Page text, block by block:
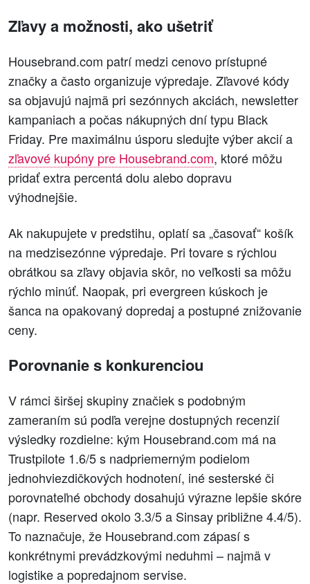
Zľavy a možnosti, ako ušetriť
Housebrand.com patrí medzi cenovo prístupné
značky a často organizuje výpredaje. Zľavové kódy
sa objavujú najmä pri sezónnych akciách, newsletter
kampaniach a počas nákupných dní typu Black
Friday. Pre maximálnu úsporu sledujte výber akcií a
zľavové kupóny pre Housebrand.com, ktoré môžu
pridať extra percentá dolu alebo dopravu
výhodnejšie.
Ak nakupujete v predstihu, oplatí sa „časovať“ košík
na medzisezónne výpredaje. Pri tovare s rýchlou
obrátkou sa zľavy objavia skôr, no veľkosti sa môžu
rýchlo minúť. Naopak, pri evergreen kúskoch je
šanca na opakovaný dopredaj a postupné znižovanie
ceny.
Porovnanie s konkurenciou
V rámci širšej skupiny značiek s podobným
zameraním sú podľa verejne dostupných recenzií
výsledky rozdielne: kým Housebrand.com má na
Trustpilote 1.6/5 s nadpriemerným podielom
jednohviezdičkových hodnotení, iné sesterské či
porovnateľné obchody dosahujú výrazne lepšie skóre
(napr. Reserved okolo 3.3/5 a Sinsay približne 4.4/5).
To naznačuje, že Housebrand.com zápasí s
konkrétnymi prevádzkovými neduhmi – najmä v
logistike a popredajnom servise.